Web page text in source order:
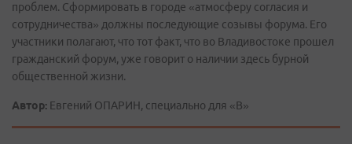
проблем. Сформировать в городе «атмосферу согласия и
сотрудничества» должны последующие созывы форума. Его
участники полагают, что тот факт, что во Владивостоке прошел
гражданский форум, уже говорит о наличии здесь бурной
общественной жизни.
Автор: Евгений ОПАРИН, специально для «В»